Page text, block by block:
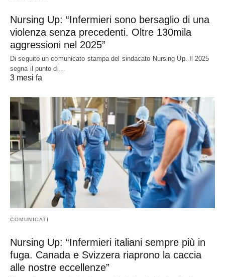
Nursing Up: “Infermieri sono bersaglio di una
violenza senza precedenti. Oltre 130mila
aggressioni nel 2025”
Di seguito un comunicato stampa del sindacato Nursing Up. Il 2025
segna il punto di…
3 mesi fa
COMUNICATI
Nursing Up: “Infermieri italiani sempre più in
fuga. Canada e Svizzera riaprono la caccia
alle nostre eccellenze”